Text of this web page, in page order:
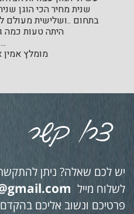
שנית מחיר הכי הוגן
בתחום ..ושלישית מעולם
היתה טעות כמה
...
מומלץ אמין
יש לכם שאלה? ניתן להתקשר
לשלוח מייל
פרטיכם ונשוב אליכם